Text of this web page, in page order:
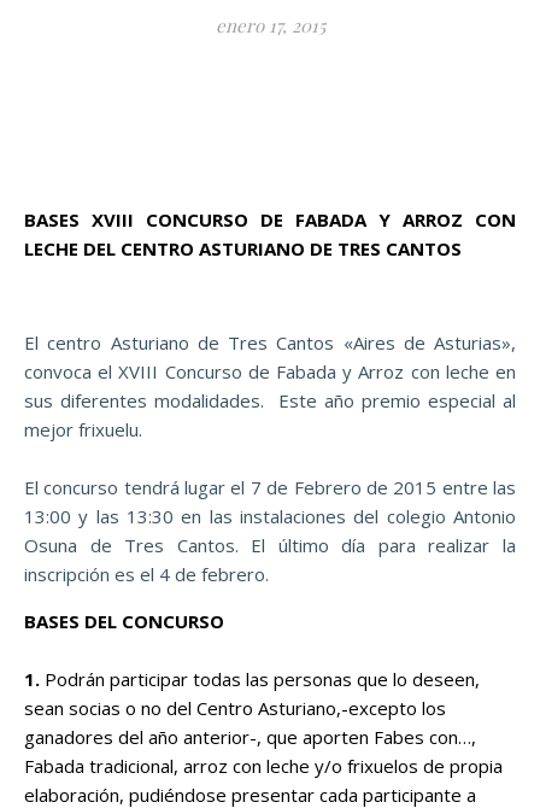
enero 17, 2015
BASES XVIII CONCURSO DE FABADA Y ARROZ CON
LECHE DEL CENTRO ASTURIANO DE TRES CANTOS
El centro Asturiano de Tres Cantos «Aires de Asturias»,
convoca el XVIII Concurso de Fabada y Arroz con leche en
sus diferentes modalidades. Este año premio especial al
mejor frixuelu.
El concurso tendrá lugar el 7 de Febrero de 2015 entre las
13:00 y las 13:30 en las instalaciones del colegio Antonio
Osuna de Tres Cantos. El último día para realizar la
inscripción es el 4 de febrero.
BASES DEL CONCURSO
1. Podrán participar todas las personas que lo deseen,
sean socias o no del Centro Asturiano,-excepto los
ganadores del año anterior-, que aporten Fabes con…,
Fabada tradicional, arroz con leche y/o frixuelos de propia
elaboración, pudiéndose presentar cada participante a